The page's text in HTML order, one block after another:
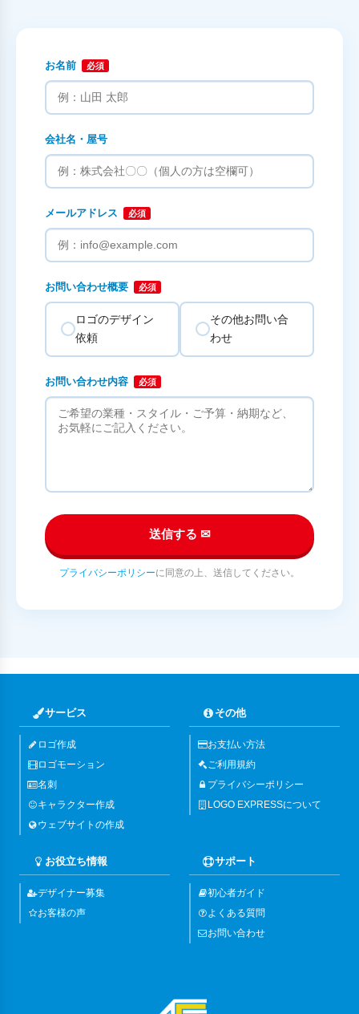
お名前 必須
会社名・屋号
メールアドレス 必須
お問い合わせ概要 必須
ロゴのデザイン
依頼
その他お問い合
わせ
お問い合わせ内容 必須
送信する ✉
プライバシーポリシーに同意の上、送信してください。
サービス
ロゴ作成
ロゴモーション
名刺
キャラクター作成
ウェブサイトの作成
その他
お支払い方法
ご利用規約
プライバシーポリシー
LOGO EXPRESSについて
お役立ち情報
デザイナー募集
お客様の声
サポート
初心者ガイド
よくある質問
お問い合わせ